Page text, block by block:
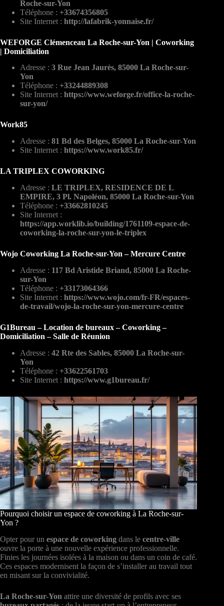
Roche-sur-Yon
Téléphone : +33674356805
Site Internet : http://lafabrik-yonnaise.fr/
WEFORGE Clémenceau La Roche-sur-Yon | Coworking
| Domiciliation
Adresse : 3 Rue Jean Jaurès, 85000 La Roche-sur-
Yon
Téléphone : +33244889308
Site Internet : https://www.weforge.fr/office-la-roche-
sur-yon/
Work85
Adresse : 81 Bd des Belges, 85000 La Roche-sur-Yon
Site Internet : https://www.work85.fr/
LA TRIPLEX COWORKING
Adresse : LE TRIPLEX, RESIDENCE DE L
EMPIRE, 3 Pl. Napoléon, 85000 La Roche-sur-Yon
Téléphone : +33662810245
Site Internet :
https://app.worklib.io/building/1761109-espace-de-
coworking-la-roche-sur-yon-le-triplex
Wojo Coworking La Roche-sur-Yon – Mercure Centre
Adresse : 117 Bd Aristide Briand, 85000 La Roche-
sur-Yon
Téléphone : +33173064366
Site Internet : https://www.wojo.com/fr-FR/espaces-
de-travail/wojo-la-roche-sur-yon-mercure-centre
G1Bureau – Location de bureaux – Coworking –
Domiciliation – Salle de Réunion
Adresse : 42 Rte des Sables, 85000 La Roche-sur-
Yon
Téléphone : +33622561703
Site Internet : https://www.g1bureau.fr/
Pourquoi choisir un espace de coworking à La Roche-sur-
Yon ?
Opter pour un espace de coworking dans le centre-ville
ouvre la porte à une nouvelle expérience professionnelle.
Finies les journées isolées à la maison ou dans un coin de café.
Ces espaces modernisent la façon de s’installer au travail tout
en misant sur la convivialité.
La Roche-sur-Yon attire une diversité de profils avec ses